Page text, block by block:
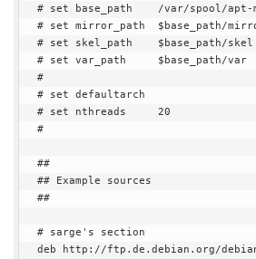
# set base_path    /var/spool/apt-
# set mirror_path  $base_path/
# set skel_path    $base_path/skel
# set var_path     $base_path/var
#
# set defaultarch
# set nthreads     20
#
##
## Example sources
##
# sarge's section
deb http://ftp.de.debian.org/